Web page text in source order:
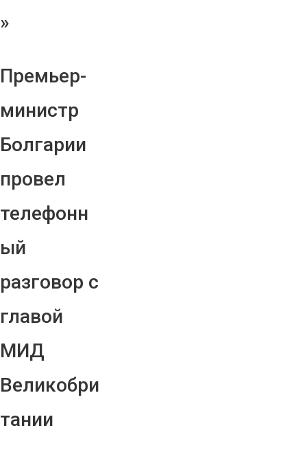
»
Премьер-
министр
Болгарии
провел
телефонн
ый
разговор с
главой
МИД
Великобри
тании